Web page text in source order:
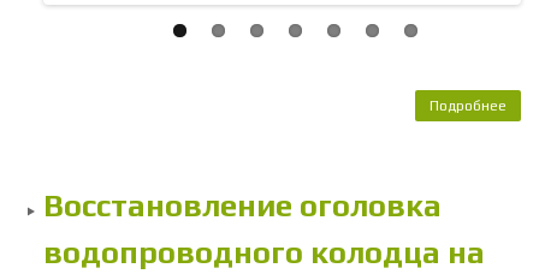
Подробнее
Восстановление оголовка
водопроводного колодца на